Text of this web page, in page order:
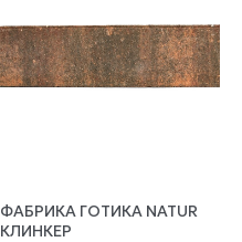
ФАБРИКА ГОТИКА NATUR
КЛИНКЕР